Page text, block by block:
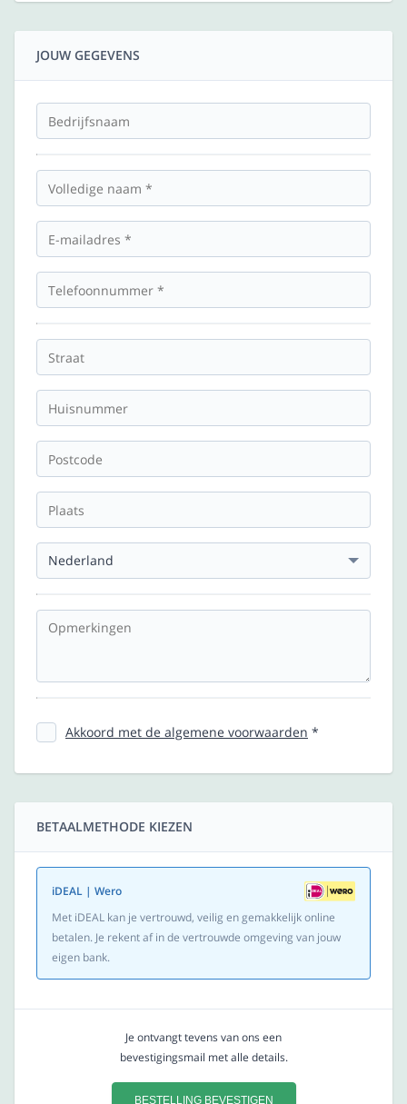
JOUW GEGEVENS
Akkoord met de algemene voorwaarden *
BETAALMETHODE KIEZEN
iDEAL | Wero
Met iDEAL kan je vertrouwd, veilig en gemakkelijk online
betalen. Je rekent af in de vertrouwde omgeving van jouw
eigen bank.
Je ontvangt tevens van ons een
bevestigingsmail met alle details.
BESTELLING BEVESTIGEN